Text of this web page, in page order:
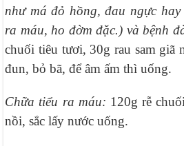
như má đỏ hồng, đau ngực hay
ra máu, ho đờm đặc.) và bệnh
chuối tiêu tươi, 30g rau sam giã
đun, bỏ bã, để âm ấm thì uống.
Chữa tiểu ra máu: 120g rễ
nồi, sắc lấy nước uống.